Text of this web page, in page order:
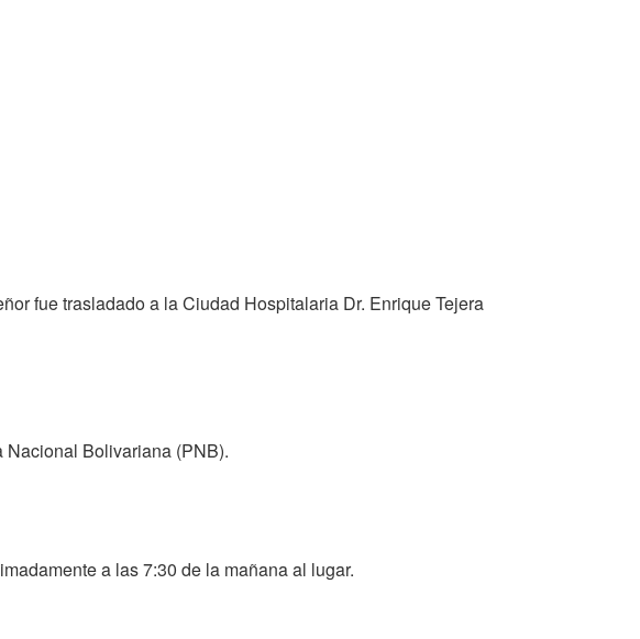
fue trasladado a la Ciudad Hospitalaria Dr. Enrique Tejera
Bolivariana (PNB).
a las 7:30 de la mañana al lugar.